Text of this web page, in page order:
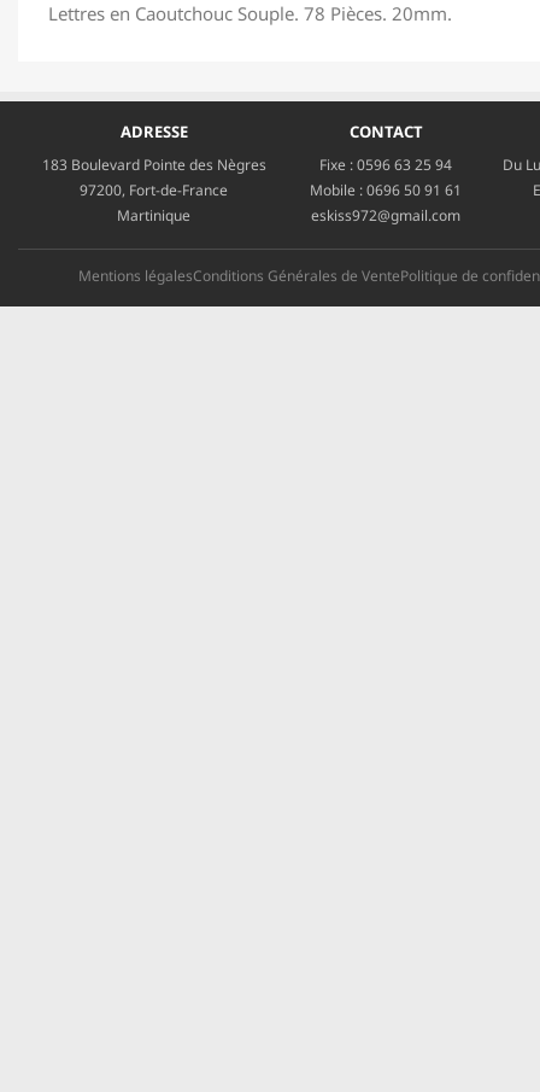
Lettres en Caoutchouc Souple. 78 Pièces. 20mm.
ADRESSE
183 Boulevard Pointe des Nègres
97200, Fort-de-France
Martinique
CONTACT
Fixe :0596 63 25 94
Mobile :0696 50 91 61
eskiss972@gmail.com
Du
Mentions légalesConditions Générales de VentePolitique de